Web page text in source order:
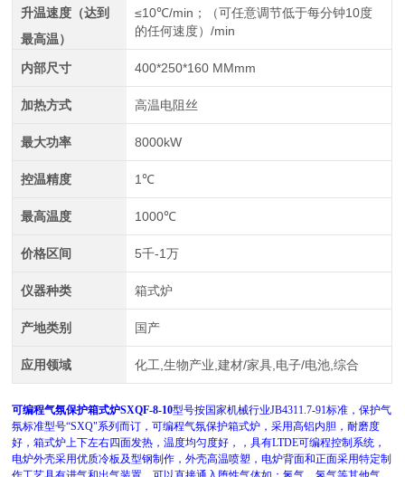
升温速度（达到
最高温）
≤10℃/min；（可任意调节低于每分钟10度
的任何速度）/min
内部尺寸 400*250*160 MMmm
加热方式 高温电阻丝
最大功率 8000kW
控温精度 1℃
最高温度 1000℃
价格区间 5千-1万
仪器种类 箱式炉
产地类别 国产
应用领域 化工,生物产业,建材/家具,电子/电池,综合
可编程气氛保护箱式炉SXQF-8-10型号按国家机械行业JB4311.7-91标准，保护气
氛标准型号“SXQ"系列而订，可编程气氛保护箱式炉，采用高铝内胆，耐磨度
好，箱式炉上下左右四面发热，温度均匀度好，，具有LTDE可编程控制系统，
电炉外壳采用优质冷板及型钢制作，外壳高温喷塑，电炉背面和正面采用特定制